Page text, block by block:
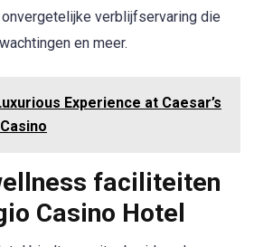
verblijfservaring die
en meer.
Experience at Caesar’s
faciliteiten
Casino Hotel